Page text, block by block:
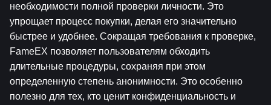
необходимости полной проверки личности. Это
упрощает процесс покупки, делая его значительно
быстрее и удобнее. Сокращая требования к проверке,
FameEX позволяет пользователям обходить
длительные процедуры, сохраняя при этом
определенную степень анонимности. Это особенно
полезно для тех, кто ценит конфиденциальность и